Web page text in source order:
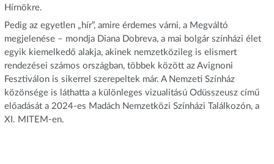
Hírnökre.
Pedig az egyetlen „hír”, amire érdemes várni, a Megváltó
megjelenése – mondja Diana Dobreva, a mai bolgár színházi élet
egyik kiemelkedő alakja, akinek nemzetközileg is elismert
rendezései számos országban, többek között az Avignoni
Fesztiválon is sikerrel szerepeltek már. A Nemzeti Színház
közönsége is láthatta a különleges vizualitású Odüsszeusz című
előadását a 2024-es Madách Nemzetközi Színházi Találkozón, a
XI. MITEM-en.